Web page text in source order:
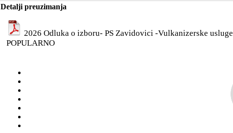
Detalji preuzimanja
2026 Odluka o izboru- PS Zavidovici -Vulkanizerske usluge
POPULARNO